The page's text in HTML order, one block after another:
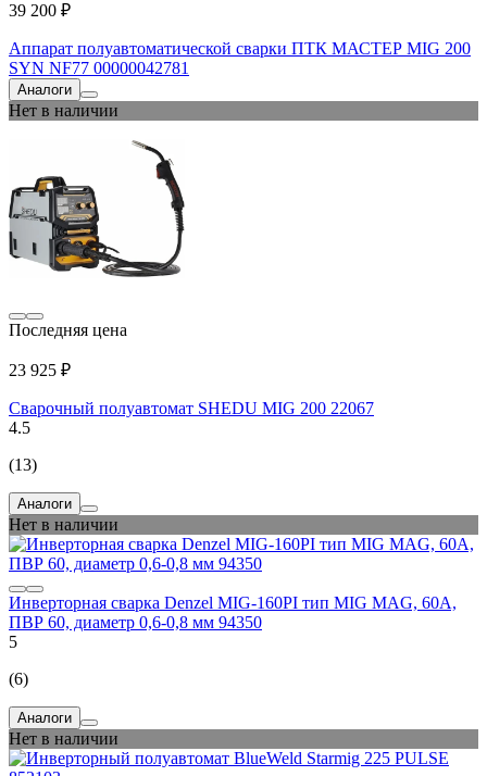
39 200 ₽
Аппарат полуавтоматической сварки ПТК МАСТЕР MIG 200
SYN NF77 00000042781
Аналоги
Нет в наличии
Последняя цена
23 925 ₽
Сварочный полуавтомат SHEDU MIG 200 22067
4.5
(13)
Аналоги
Нет в наличии
Инверторная сварка Denzel MIG-160PI тип MIG MAG, 60А,
ПВР 60, диаметр 0,6-0,8 мм 94350
5
(6)
Аналоги
Нет в наличии